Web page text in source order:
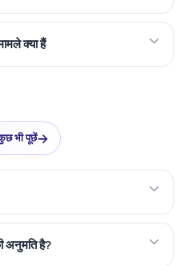
क्या हैं
भी पूछें→
अनुमति है?